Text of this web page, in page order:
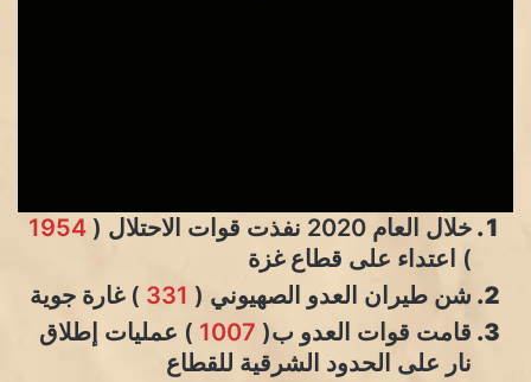
خلال العام 2020 نفذت قوات الاحتلال (
1954
) اعتداء على قطاع غزة
شن طيران العدو الصهيوني ( 331 ) غارة جوية
قامت قوات العدو ب( 1007 ) عمليات إطلاق
نار على الحدود الشرقية للقطاع